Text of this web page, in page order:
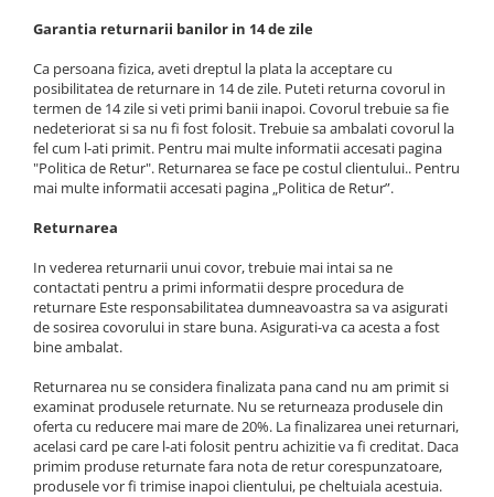
Garantia returnarii banilor in 14 de zile
Ca persoana fizica, aveti dreptul la plata la acceptare cu
posibilitatea de returnare in 14 de zile. Puteti returna covorul in
termen de 14 zile si veti primi banii inapoi. Covorul trebuie sa fie
nedeteriorat si sa nu fi fost folosit. Trebuie sa ambalati covorul la
fel cum l-ati primit. Pentru mai multe informatii accesati pagina
"Politica de Retur". Returnarea se face pe costul clientului.. Pentru
mai multe informatii accesati pagina „Politica de Retur”.
Returnarea
In vederea returnarii unui covor, trebuie mai intai sa ne
contactati pentru a primi informatii despre procedura de
returnare Este responsabilitatea dumneavoastra sa va asigurati
de sosirea covorului in stare buna. Asigurati-va ca acesta a fost
bine ambalat.
Returnarea nu se considera finalizata pana cand nu am primit si
examinat produsele returnate. Nu se returneaza produsele din
oferta cu reducere mai mare de 20%. La finalizarea unei returnari,
acelasi card pe care l-ati folosit pentru achizitie va fi creditat. Daca
primim produse returnate fara nota de retur corespunzatoare,
produsele vor fi trimise inapoi clientului, pe cheltuiala acestuia.